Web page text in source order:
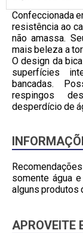
Confeccionada
resistência ao
não amassa.
mais beleza a
O design da
superfícies
bancadas.
respingos
desperdício de
somente água
alguns produtos
APROVEITE